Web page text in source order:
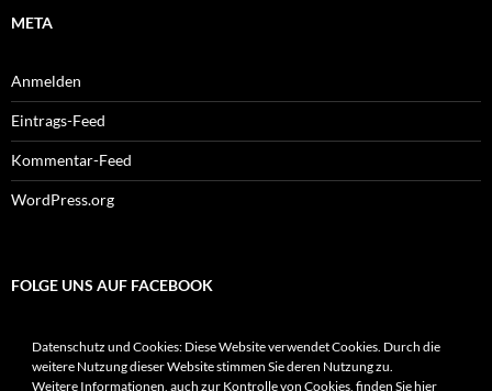
META
Anmelden
Eintrags-Feed
Kommentar-Feed
WordPress.org
FOLGE UNS AUF FACEBOOK
Datenschutz und Cookies: Diese Website verwendet Cookies. Durch die
weitere Nutzung dieser Website stimmen Sie deren Nutzung zu.
Weitere Informationen, auch zur Kontrolle von Cookies, finden Sie hier